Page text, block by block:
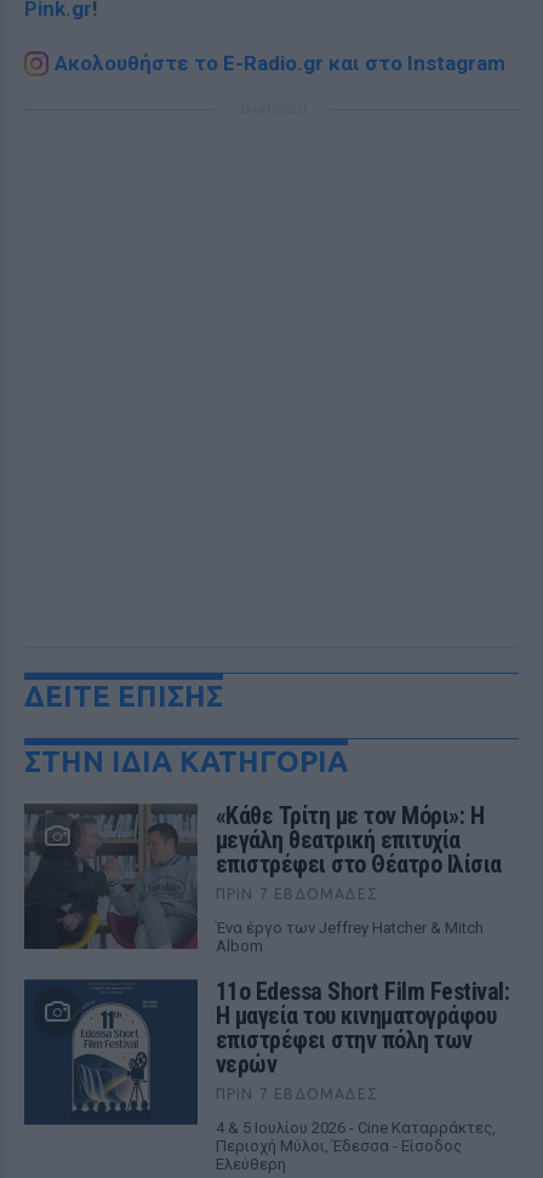
Pink.gr!
Ακολουθήστε το E-Radio.gr και στο Instagram
ΔΕΙΤΕ ΕΠΙΣΗΣ
ΣΤΗΝ ΙΔΙΑ ΚΑΤΗΓΟΡΙΑ
«Κάθε Τρίτη με τον Μόρι»: Η
μεγάλη θεατρική επιτυχία
επιστρέφει στο Θέατρο Ιλίσια
ΠΡΙΝ 7 ΕΒΔΟΜΆΔΕΣ
Ένα έργο των Jeffrey Hatcher & Mitch
Albom
11ο Edessa Short Film Festival:
Η μαγεία του κινηματογράφου
επιστρέφει στην πόλη των
νερών
ΠΡΙΝ 7 ΕΒΔΟΜΆΔΕΣ
4 & 5 Ιουλίου 2026 - Cine Καταρράκτες,
Περιοχή Μύλοι, Έδεσσα - Είσοδος
Ελεύθερη